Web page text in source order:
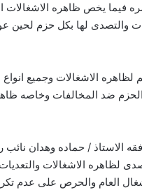
فيما يخص ظاهره الاشغالات
والتصدى لها بكل حزم
الاشغالات وجميع انواع
ضد المخالفات وخاصه
الاستاذ / حماده وهدان نائب
لظاهره الاشغالات
العام والحرص على عدم